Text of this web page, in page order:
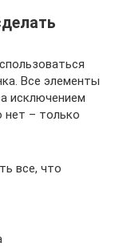
Все элементы
исключением
нет – только
все, что